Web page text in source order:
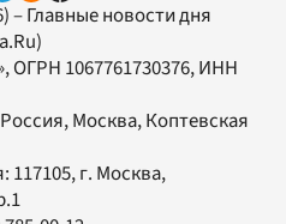
– Главные новости дня
, ОГРН 1067761730376, ИНН
Москва, Коптевская
117105, г. Москва,